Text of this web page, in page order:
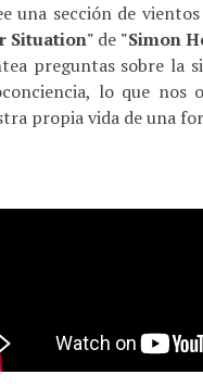
una sección de
Situation" de "Simon
preguntas sobre la
lo que nos
propia vida de una